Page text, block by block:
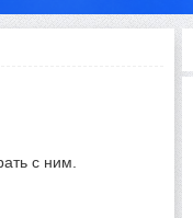
с ним.